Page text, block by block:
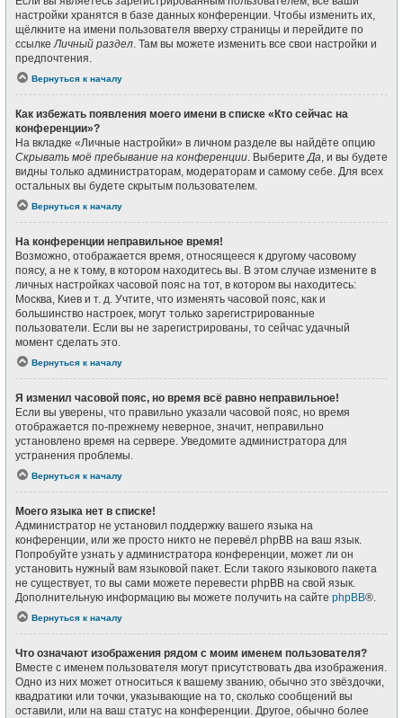
настройки хранятся в базе данных конференции. Чтобы изменить их,
щёлкните на имени пользователя вверху страницы и перейдите по
ссылкеЛичный раздел. Там вы можете изменить все свои настройки и
предпочтения.
Вернуться к началу
Как избежать появления моего имени в списке «Кто сейчас на
конференции»?
На вкладке «Личные настройки» в личном разделе вы найдёте опцию
Скрывать моё пребывание на конференции. ВыберитеДа, и вы будете
видны только администраторам, модераторам и самому себе. Для всех
остальных вы будете скрытым пользователем.
Вернуться к началу
На конференции неправильное время!
Возможно, отображается время, относящееся к другому часовому
поясу, а не к тому, в котором находитесь вы. В этом случае измените в
личных настройках часовой пояс на тот, в котором вы находитесь:
Москва, Киев и т. д. Учтите, что изменять часовой пояс, как и
большинство настроек, могут только зарегистрированные
пользователи. Если вы не зарегистрированы, то сейчас удачный
момент сделать это.
Вернуться к началу
Я изменил часовой пояс, но время всё равно неправильное!
Если вы уверены, что правильно указали часовой пояс, но время
отображается по-прежнему неверное, значит, неправильно
установлено время на сервере. Уведомите администратора для
устранения проблемы.
Вернуться к началу
Моего языка нет в списке!
Администратор не установил поддержку вашего языка на
конференции, или же просто никто не перевёл phpBB на ваш язык.
Попробуйте узнать у администратора конференции, может ли он
установить нужный вам языковой пакет. Если такого языкового пакета
не существует, то вы сами можете перевести phpBB на свой язык.
Дополнительную информацию вы можете получить на сайте phpBB®.
Вернуться к началу
Что означают изображения рядом с моим именем пользователя?
Вместе с именем пользователя могут присутствовать два изображения.
Одно из них может относиться к вашему званию, обычно это звёздочки,
квадратики или точки, указывающие на то, сколько сообщений вы
оставили, или на ваш статус на конференции. Другое, обычно более